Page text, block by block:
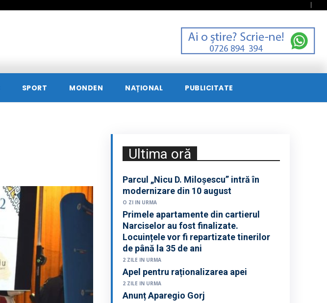
SPORT MONDEN NAȚIONAL PUBLICITATE
Ultima oră
Parcul „Nicu D. Miloșescu” intră în
modernizare din 10 august
O ZI IN URMA
Primele apartamente din cartierul
Narciselor au fost finalizate.
Locuințele vor fi repartizate tinerilor
de până la 35 de ani
2 ZILE IN URMA
Apel pentru raționalizarea apei
2 ZILE IN URMA
Anunț Aparegio Gorj